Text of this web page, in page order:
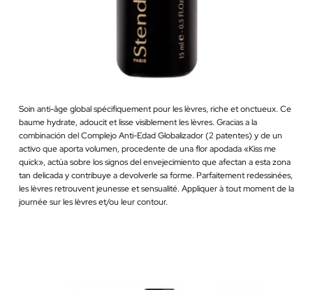
Soin anti-âge global spécifiquement pour les lèvres, riche et onctueux. Ce
baume hydrate, adoucit et lisse visiblement les lèvres. Gracias a la
combinación del Complejo Anti-Edad Globalizador (2 patentes) y de un
activo que aporta volumen, procedente de una flor apodada «Kiss me
quick», actúa sobre los signos del envejecimiento que afectan a esta zona
tan delicada y contribuye a devolverle sa forme. Parfaitement redessinées,
les lèvres retrouvent jeunesse et sensualité. Appliquer à tout moment de la
journée sur les lèvres et/ou leur contour.